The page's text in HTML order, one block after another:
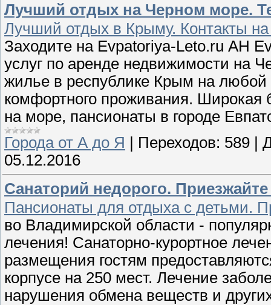
Лучший отдых на Черном море.
Лучший отдых в Крыму. Контакты на
Заходите на Evpatoriya-Leto.ru АН
услуг по аренде недвижимости на
жилье в республике Крым на
комфортного проживания. Широкая
на море, пансионаты в городе
Города от А до Я | Переходов: 589 |
05.12.2016
Санаторий недорого.
Пансионаты для отдыха с детьми.
во Владимирской области -
лечения! Санаторно-курортное
размещения гостям
корпусе на 250 мест. Лечение
нарушения обмена веществ и